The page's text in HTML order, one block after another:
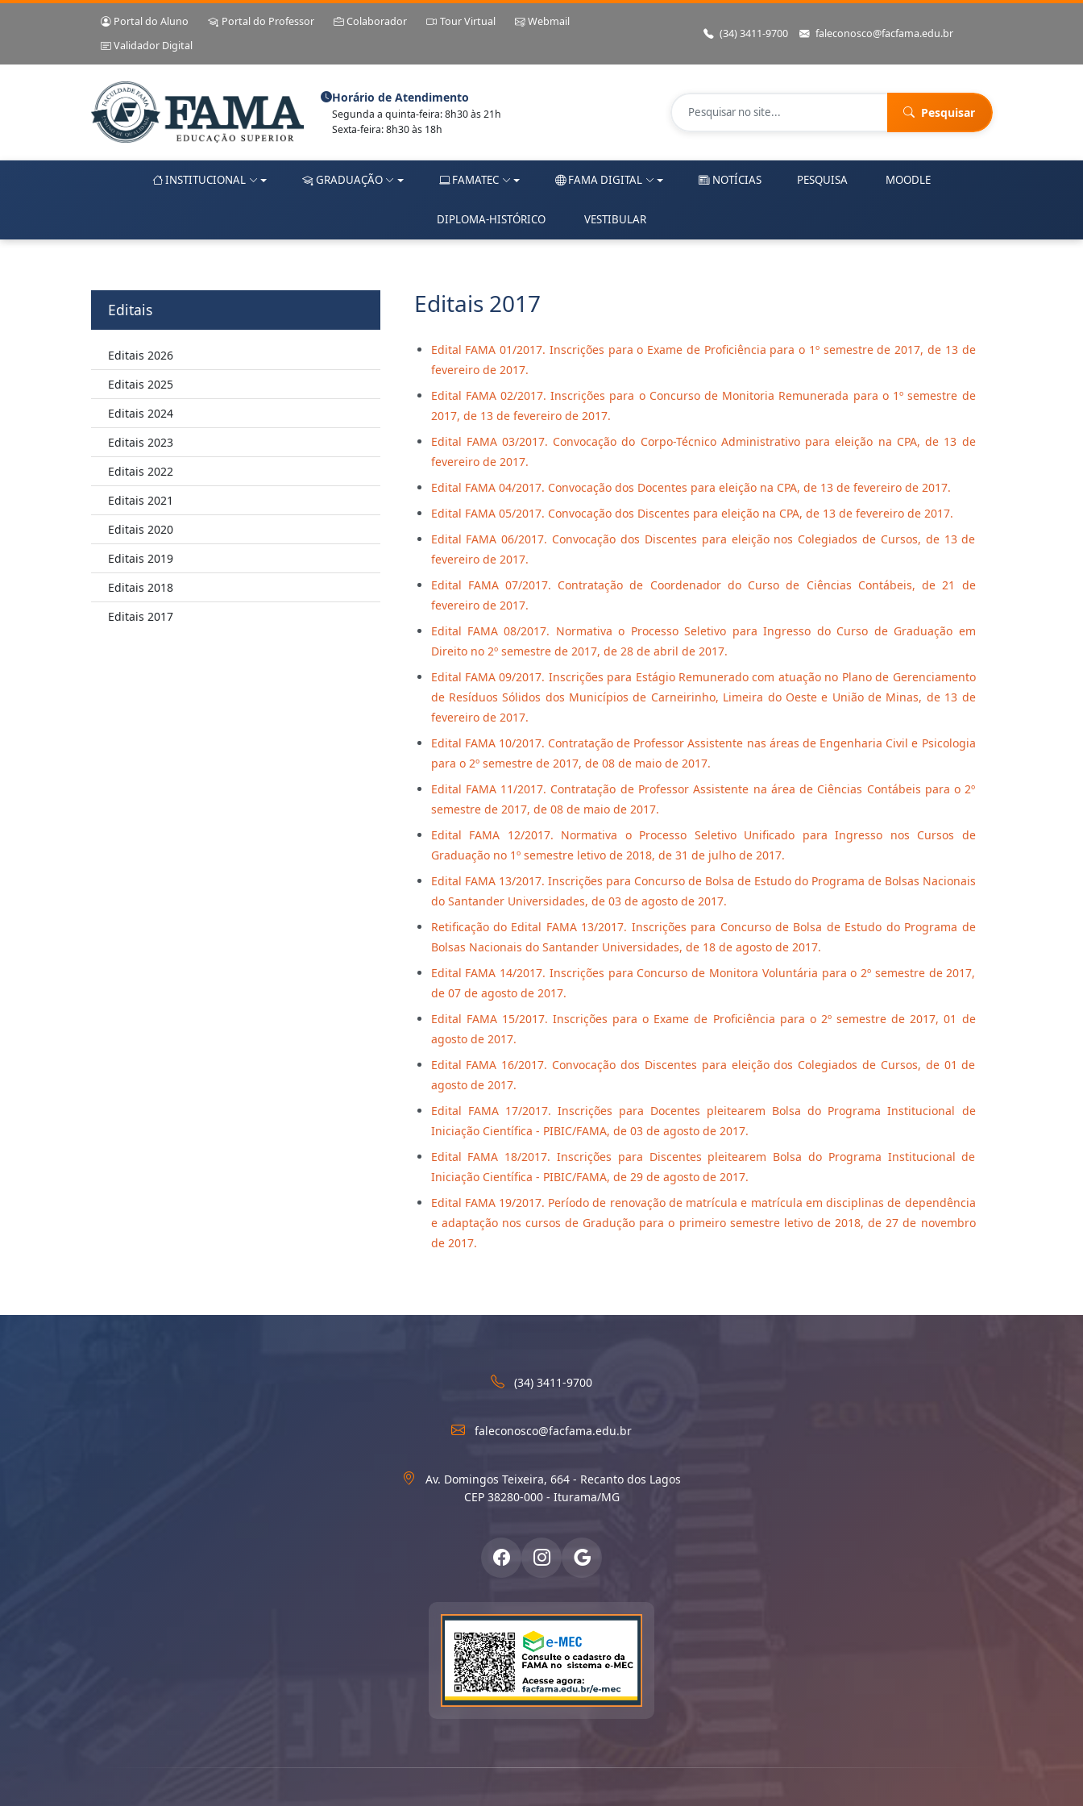
Portal do Aluno Portal do Professor Colaborador Tour Virtual
Webmail
Validador Digital
(34) 3411-9700 faleconosco@facfama.edu.br
Horário de Atendimento
Segunda a quinta-feira: 8h30 às 21h
Sexta-feira: 8h30 às 18h
Pesquisar
INSTITUCIONAL GRADUAÇÃO FAMATEC FAMA DIGITAL NOTÍCIAS PESQUISA MOODLE
DIPLOMA-HISTÓRICO VESTIBULAR
Editais
Editais 2026
Editais 2025
Editais 2024
Editais 2023
Editais 2022
Editais 2021
Editais 2020
Editais 2019
Editais 2018
Editais 2017
Editais 2017
Edital FAMA 01/2017. Inscrições para o Exame de Proficiência para o 1º semestre de 2017, de 13 de
fevereiro de 2017.
Edital FAMA 02/2017. Inscrições para o Concurso de Monitoria Remunerada para o 1º semestre de
2017, de 13 de fevereiro de 2017.
Edital FAMA 03/2017. Convocação do Corpo-Técnico Administrativo para eleição na CPA, de 13 de
fevereiro de 2017.
Edital FAMA 04/2017. Convocação dos Docentes para eleição na CPA, de 13 de fevereiro de 2017.
Edital FAMA 05/2017. Convocação dos Discentes para eleição na CPA, de 13 de fevereiro de 2017.
Edital FAMA 06/2017. Convocação dos Discentes para eleição nos Colegiados de Cursos, de 13 de
fevereiro de 2017.
Edital FAMA 07/2017. Contratação de Coordenador do Curso de Ciências Contábeis, de 21 de
fevereiro de 2017.
Edital FAMA 08/2017. Normativa o Processo Seletivo para Ingresso do Curso de Graduação em
Direito no 2º semestre de 2017, de 28 de abril de 2017.
Edital FAMA 09/2017. Inscrições para Estágio Remunerado com atuação no Plano de Gerenciamento
de Resíduos Sólidos dos Municípios de Carneirinho, Limeira do Oeste e União de Minas, de 13 de
fevereiro de 2017.
Edital FAMA 10/2017. Contratação de Professor Assistente nas áreas de Engenharia Civil e Psicologia
para o 2º semestre de 2017, de 08 de maio de 2017.
Edital FAMA 11/2017. Contratação de Professor Assistente na área de Ciências Contábeis para o 2º
semestre de 2017, de 08 de maio de 2017.
Edital FAMA 12/2017. Normativa o Processo Seletivo Unificado para Ingresso nos Cursos de
Graduação no 1º semestre letivo de 2018, de 31 de julho de 2017.
Edital FAMA 13/2017. Inscrições para Concurso de Bolsa de Estudo do Programa de Bolsas Nacionais
do Santander Universidades, de 03 de agosto de 2017.
Retificação do Edital FAMA 13/2017. Inscrições para Concurso de Bolsa de Estudo do Programa de
Bolsas Nacionais do Santander Universidades, de 18 de agosto de 2017.
Edital FAMA 14/2017. Inscrições para Concurso de Monitora Voluntária para o 2º semestre de 2017,
de 07 de agosto de 2017.
Edital FAMA 15/2017. Inscrições para o Exame de Proficiência para o 2º semestre de 2017, 01 de
agosto de 2017.
Edital FAMA 16/2017. Convocação dos Discentes para eleição dos Colegiados de Cursos, de 01 de
agosto de 2017.
Edital FAMA 17/2017. Inscrições para Docentes pleitearem Bolsa do Programa Institucional de
Iniciação Científica - PIBIC/FAMA, de 03 de agosto de 2017.
Edital FAMA 18/2017. Inscrições para Discentes pleitearem Bolsa do Programa Institucional de
Iniciação Científica - PIBIC/FAMA, de 29 de agosto de 2017.
Edital FAMA 19/2017. Período de renovação de matrícula e matrícula em disciplinas de dependência
e adaptação nos cursos de Gradução para o primeiro semestre letivo de 2018, de 27 de novembro
de 2017.
(34) 3411-9700
faleconosco@facfama.edu.br
Av. Domingos Teixeira, 664 - Recanto dos Lagos
CEP 38280-000 - Iturama/MG